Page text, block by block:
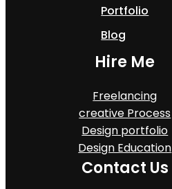
Portfolio
Blog
Hire Me
Freelancing
creative Process
Design portfolio
Design Education
Contact Us